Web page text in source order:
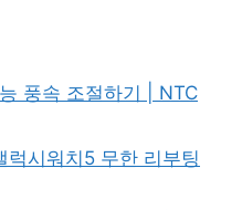
풍속 조절하기 | NTC
럭시워치5 무한 리부팅